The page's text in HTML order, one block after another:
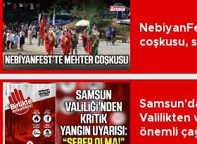
coşkusu,
Valilikten
önemli